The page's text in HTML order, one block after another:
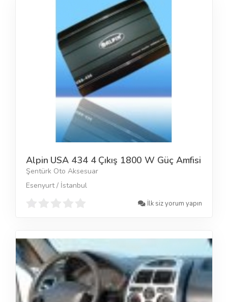
Alpin USA 434 4 Çıkış 1800 W Güç Amfisi
Şentürk Oto Aksesuar
Esenyurt / İstanbul
İlk siz yorum yapın